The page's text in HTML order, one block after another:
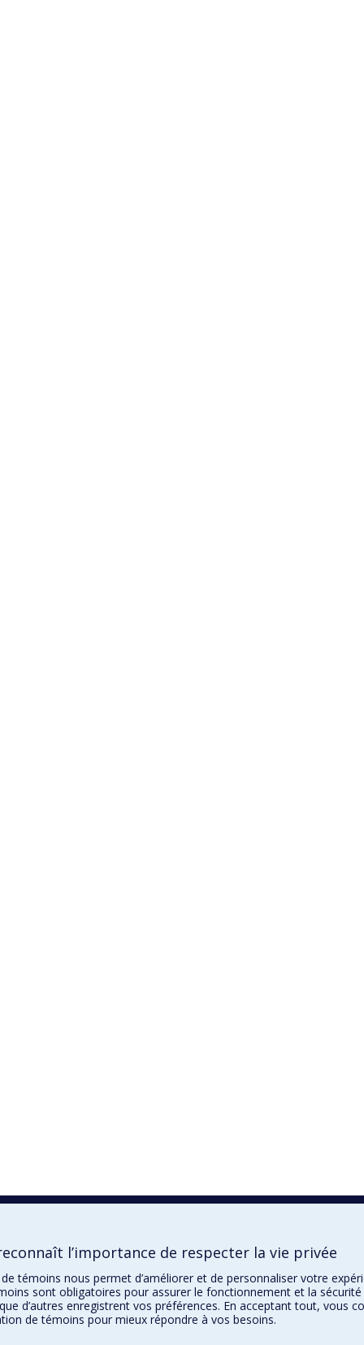
l’importance de respecter la vie privée
de témoins nous permet d’améliorer et de personnaliser votre
sont obligatoires pour assurer le fonctionnement et la
d’autres enregistrent vos préférences. En acceptant tout, vous
de témoins pour mieux répondre à vos besoins.